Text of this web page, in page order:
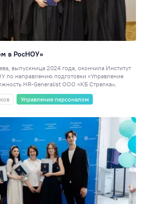
в РосНОУ»
выпускница 2024 года, окончила Институт
по направлению подготовки «Управление
HR-Generalist ООО «КБ Стрелка».
Управление персоналом